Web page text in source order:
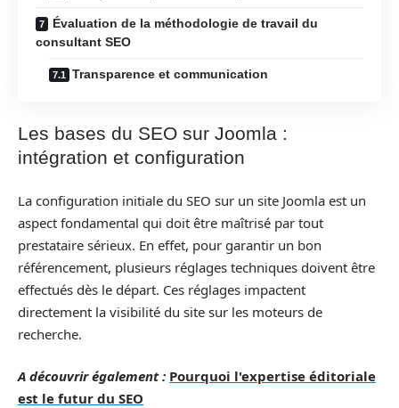
Évaluation de la méthodologie de travail du
consultant SEO
Transparence et communication
Les bases du SEO sur Joomla :
intégration et configuration
La configuration initiale du SEO sur un site Joomla est un
aspect fondamental qui doit être maîtrisé par tout
prestataire sérieux. En effet, pour garantir un bon
référencement, plusieurs réglages techniques doivent être
effectués dès le départ. Ces réglages impactent
directement la visibilité du site sur les moteurs de
recherche.
A découvrir également : Pourquoi l'expertise éditoriale
est le futur du SEO